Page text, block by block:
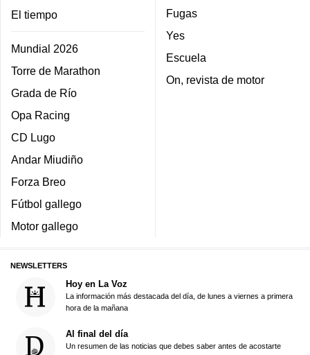
El tiempo
Mundial 2026
Torre de Marathon
Grada de Río
Opa Racing
CD Lugo
Andar Miudiño
Forza Breo
Fútbol gallego
Motor gallego
Fugas
Yes
Escuela
On, revista de motor
NEWSLETTERS
Hoy en La Voz
La información más destacada del día, de lunes a viernes a primera
hora de la mañana
Al final del día
Un resumen de las noticias que debes saber antes de acostarte